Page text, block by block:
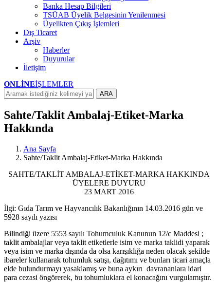
Banka Hesap Bilgileri
TSÜAB Üyelik Belgesinin Yenilenmesi
Üyelikten Çıkış İşlemleri
Dış Ticaret
Arşiv
Haberler
Duyurular
İletişim
ONLİNEİŞLEMLER
ARA
Sahte/Taklit Ambalaj-Etiket-Marka
Hakkında
Ana Sayfa
Sahte/Taklit Ambalaj-Etiket-Marka Hakkında
SAHTE/TAKLİT AMBALAJ-ETİKET-MARKA HAKKINDA
ÜYELERE DUYURU
23 MART 2016
İlgi: Gıda Tarım ve Hayvancılık Bakanlığının 14.03.2016 gün ve
5928 sayılı yazısı
Bilindiği üzere 5553 sayılı Tohumculuk Kanunun 12/c Maddesi ;
taklit ambalajlar veya taklit etiketlerle isim ve marka taklidi yaparak
veya isim ve marka dışında da olsa karışıklığa neden olacak şekilde
ibareler kullanarak tohumluk satışı, dağıtımı ve bunları ticari amaçla
elde bulundurmayı yasaklamış ve buna aykırı davrananlara idari
para cezasi öngörerek, bu tohumluklara el konacağını vurgulamıştır.